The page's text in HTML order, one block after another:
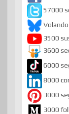
57000
3500
3600
6000
8000
3000
3000